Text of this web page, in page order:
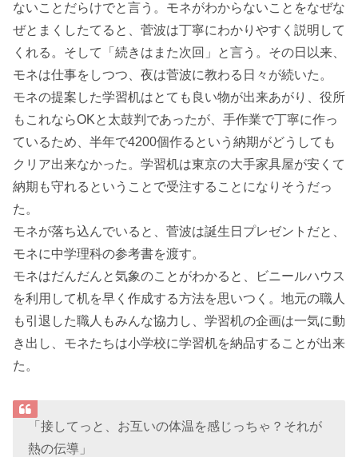
ないことだらけでと言う。モネがわからないことをなぜな
ぜとまくしたてると、菅波は丁寧にわかりやすく説明して
くれる。そして「続きはまた次回」と言う。その日以来、
モネは仕事をしつつ、夜は菅波に教わる日々が続いた。
モネの提案した学習机はとても良い物が出来あがり、役所
もこれならOKと太鼓判であったが、手作業で丁寧に作っ
ているため、半年で4200個作るという納期がどうしても
クリア出来なかった。学習机は東京の大手家具屋が安くて
納期も守れるということで受注することになりそうだっ
た。
モネが落ち込んでいると、菅波は誕生日プレゼントだと、
モネに中学理科の参考書を渡す。
モネはだんだんと気象のことがわかると、ビニールハウス
を利用して机を早く作成する方法を思いつく。地元の職人
も引退した職人もみんな協力し、学習机の企画は一気に動
き出し、モネたちは小学校に学習机を納品することが出来
た。
「接してっと、お互いの体温を感じっちゃ？それが
熱の伝導」